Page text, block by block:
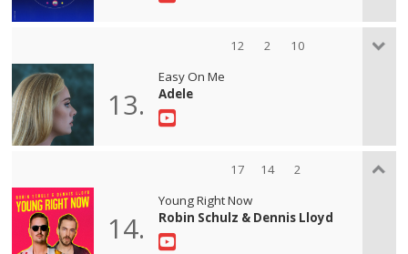
12 2 10
13.
Easy On Me
Adele
17 14 2
14.
Young Right Now
Robin Schulz & Dennis Lloyd